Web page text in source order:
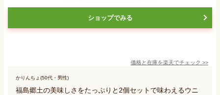
ショップでみる
価格と在庫を楽天でチェック >>
かりんちょ(50代・男性)
福島郷土の美味しさをたっぷりと2個セットで味わえるウニ